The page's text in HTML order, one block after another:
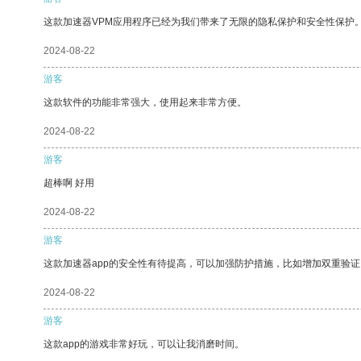
这款加速器VPM应用程序已经为我们带来了无限的隐私保护和安全性保护
2024-08-22
游客
这款软件的功能非常强大，使用起来非常方便。
2024-08-22
游客
超棒啊 好用
2024-08-22
游客
这款加速器app的安全性有待提高，可以加强防护措施，比如增加双重验
2024-08-22
游客
这款app的游戏非常好玩，可以让我消磨时间。